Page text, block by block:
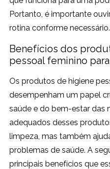
Portanto, é importante
rotina conforme necessário.
Benefícios dos
pessoal feminino
Os produtos de higiene
desempenham um papel
saúde e do bem-estar das
adequados desses
limpeza, mas também
problemas de saúde. A
principais benefícios que